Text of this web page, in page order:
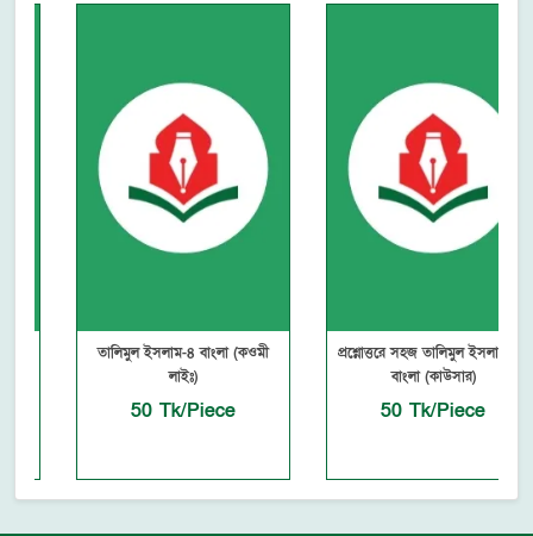
তালিমুল ইসলাম-৪ বাংলা (কওমী
লাইঃ)
50 Tk/Piece
প্রশ্নোত্তরে সহজ তালিমুল ইসলাম ৪র্থ
বাংলা (কাউসার)
50 Tk/Piece